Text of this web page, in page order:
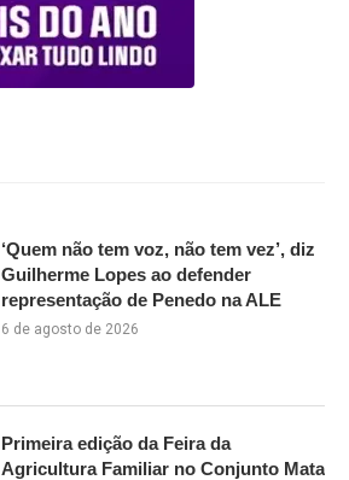
‘Quem não tem voz, não tem vez’, diz
Guilherme Lopes ao defender
representação de Penedo na ALE
6 de agosto de 2026
Primeira edição da Feira da
Agricultura Familiar no Conjunto Mata